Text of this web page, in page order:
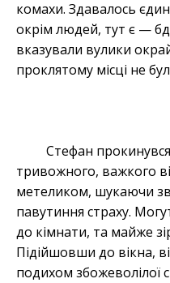
комахи. Здавалось
окрім людей, тут є —
вказували вулики
проклятому місці не
Стефан
тривожного, важкого
метеликом, шукаючи
павутиння страху.
до кімнати, та майже
Підійшовши до вікна,
подихом збожеволілої